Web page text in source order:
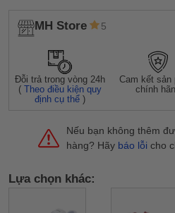
MH Store 5
Đỗi trả trong vòng 24h
(Theo điều kiện quy
định cụ thể )
Cam kết sản
chính
Nếu bạn không thêm
hàng? Hãy báo lỗi cho
Lựa chọn khác: